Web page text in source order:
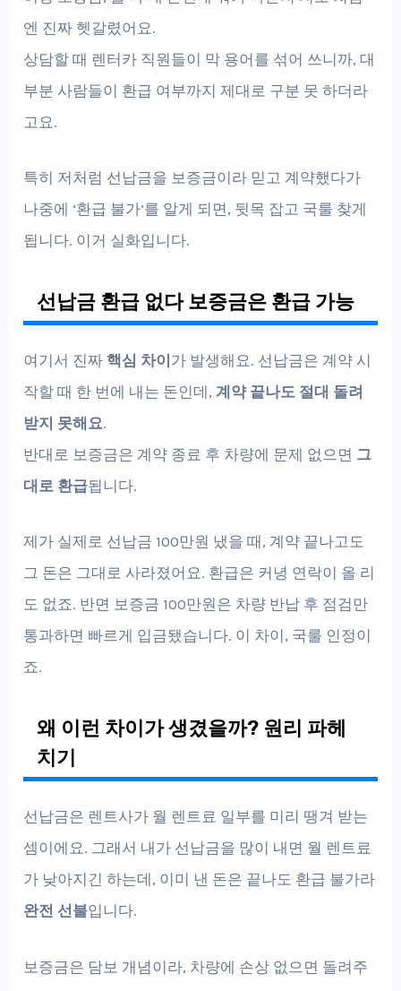
엔 진짜 헷갈렸어요.
상담할 때 렌터카 직원들이 막 용어를 섞어 쓰니까, 대
부분 사람들이 환급 여부까지 제대로 구분 못 하더라
고요.
특히 저처럼 선납금을 보증금이라 믿고 계약했다가
나중에 ‘환급 불가’를 알게 되면, 뒷목 잡고 국룰 찾게
됩니다. 이거 실화입니다.
선납금 환급 없다 보증금은 환급 가능
여기서 진짜 핵심 차이 가 발생해요. 선납금은 계약 시
작할 때 한 번에 내는 돈인데,계약 끝나도 절대 돌려
받지 못해요.
반대로 보증금은 계약 종료 후 차량에 문제 없으면 그
대로 환급됩니다.
제가 실제로 선납금 100만원 냈을 때, 계약 끝나고도
그 돈은 그대로 사라졌어요. 환급은 커녕 연락이 올 리
도 없죠. 반면 보증금 100만원은 차량 반납 후 점검만
통과하면 빠르게 입금됐습니다. 이 차이, 국룰 인정이
죠.
왜 이런 차이가 생겼을까? 원리 파헤
치기
선납금은 렌트사가 월 렌트료 일부를 미리 땡겨 받는
셈이에요. 그래서 내가 선납금을 많이 내면 월 렌트료
가 낮아지긴 하는데, 이미 낸 돈은 끝나도 환급 불가라
완전 선불입니다.
보증금은 담보 개념이라, 차량에 손상 없으면 돌려주